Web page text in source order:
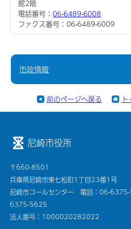
館2階
電話番号：06-6489-6008
ファクス番号：06-6489-6009
市政情報
前のページへ戻る
尼崎市役所
〒660-8501
兵庫県尼崎市東七松町1丁目23番1号
尼崎市コールセンター 電話：06-
6375-5625
法人番号：1000020282022